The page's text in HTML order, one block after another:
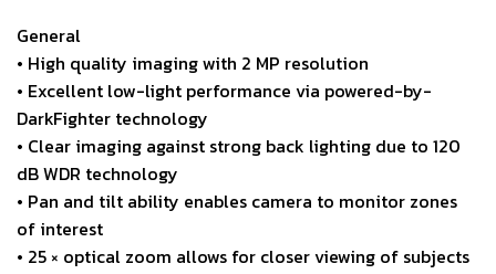
General
• High quality imaging with 2 MP resolution
• Excellent low-light performance via powered-by-
DarkFighter technology
• Clear imaging against strong back lighting due to 120
dB WDR technology
• Pan and tilt ability enables camera to monitor zones
of interest
• 25 × optical zoom allows for closer viewing of subjects